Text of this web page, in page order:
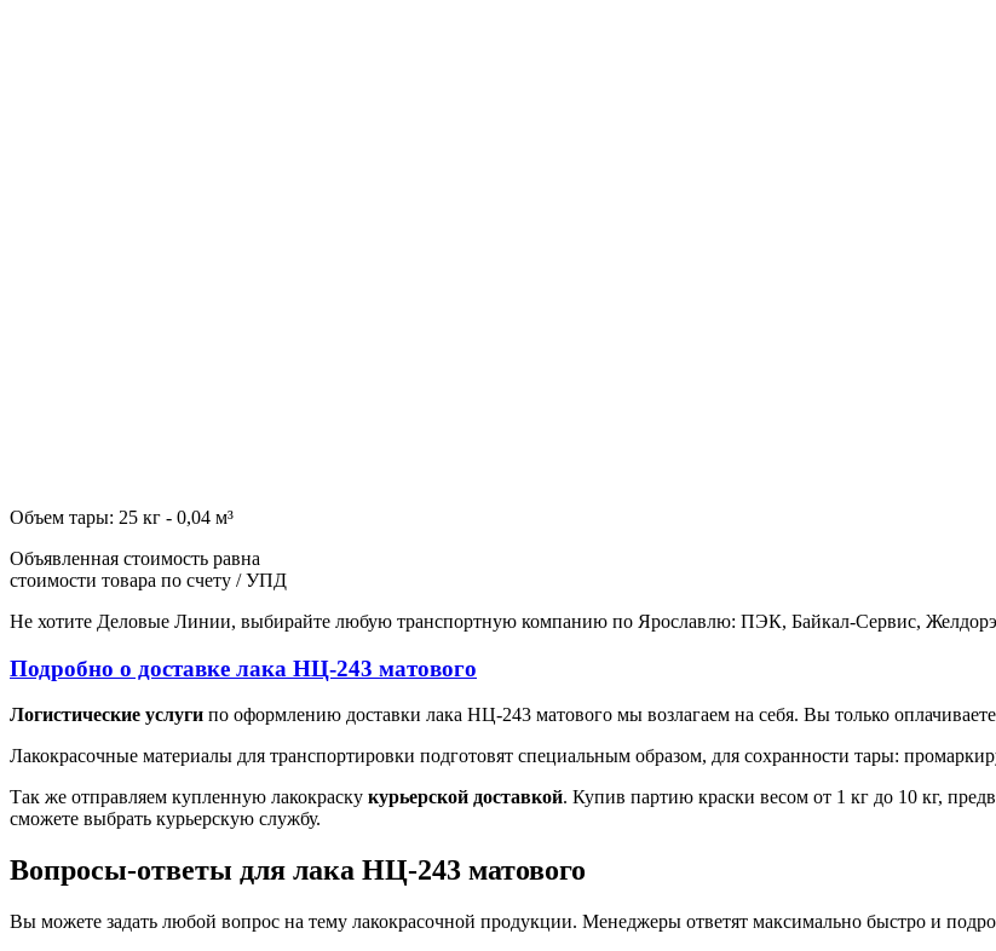
Объем тары: 25 кг - 0,04 м³
Объявленная стоимость равна
стоимости товара по счету / УПД
Не хотите Деловые Линии, выбирайте любую транспортную компанию по Ярославлю: ПЭК, Байкал-Сервис,
Подробно о доставке лака НЦ-243 матового
Логистические услуги по оформлению доставки лака НЦ-243 матового мы возлагаем на себя. Вы только
Лакокрасочные материалы для транспортировки подготовят специальным образом, для сохранности тары:
Так же отправляем купленную лакокраску курьерской доставкой. Купив партию краски весом от 1 кг до 10 кг,
сможете выбрать курьерскую службу.
Вопросы-ответы для лака НЦ-243 матового
Вы можете задать любой вопрос на тему лакокрасочной продукции. Менеджеры ответят максимально быстро и